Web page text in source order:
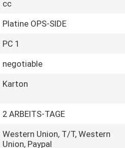
cc
Platine OPS-SIDE
PC 1
negotiable
Karton
2 ARBEITS-TAGE
Western Union, T/T, Western
Union, Paypal